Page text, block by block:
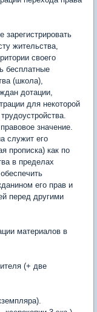
жительства,
своего
бесплатные
(школа),
дотации,
для некоторой
значение.
служит его
прописка) как по
в пределах
его прав и
перед другими
материалов в
(+ две